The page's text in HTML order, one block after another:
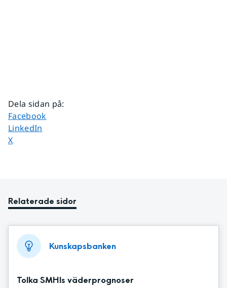
Dela sidan på:
Dela sidan på
Facebook
Dela sidan på
LinkedIn
Dela sidan på
X
Relaterade sidor
Kunskapsbanken
Tolka SMHIs väderprognoser